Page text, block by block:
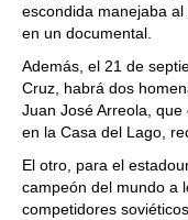
escondida manejaba
en un documental.
Además, el 21 de
Cruz, habrá dos
Juan José Arreola,
en la Casa del Lago,
El otro, para el
campeón del mundo a
competidores